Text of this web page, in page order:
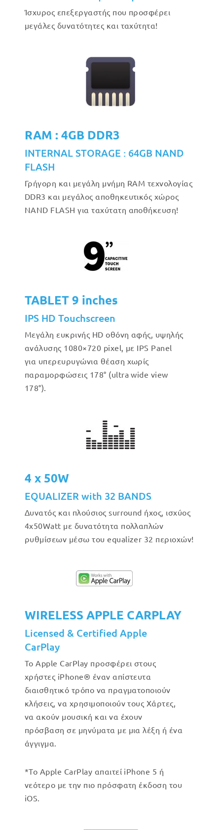
Ίσχυρος επεξεργαστής που προσφέρει
μεγάλες δυνατότητες και ταχύτητα!
RAM : 4GB DDR3
INTERNAL STORAGE : 64GB NAND
FLASH
Γρήγορη και μεγάλη μνήμη RAM τεχνολογίας
DDR3 και μεγάλος αποθηκευτικός χώρος
NAND FLASH για ταχύτατη αποθήκευση!
TABLET 9 inches
IPS HD Touchscreen
Μεγάλη ευκρινής HD οθόνη αφής, υψηλής
ανάλυσης 1080×720 pixel, με IPS Panel
για υπερευρυγώνια θέαση χωρίς
παραμορφώσεις 178° (ultra wide view
178°).
4 x 50W
EQUALIZER with 32 BANDS
Δυνατός και πλούσιος surround ήχος, ισχύος
4x50Watt με δυνατότητα πολλαπλών
ρυθμίσεων μέσω του equalizer 32 περιοχών!
WIRELESS APPLE CARPLAY
Licensed & Certified Apple
CarPlay
Το Apple CarPlay προσφέρει στους
χρήστες iPhone® έναν απίστευτα
διαισθητικό τρόπο να πραγματοποιούν
κλήσεις, να χρησιμοποιούν τους Χάρτες,
να ακούν μουσική και να έχουν
πρόσβαση σε μηνύματα με μια λέξη ή ένα
άγγιγμα.
*Το Apple CarPlay απαιτεί iPhone 5 ή
νεότερο με την πιο πρόσφατη έκδοση του
iOS.